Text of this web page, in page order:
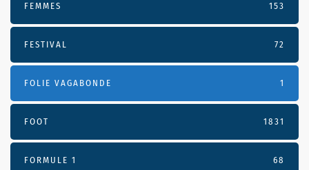
FEMMES 153
FESTIVAL 72
FOLIE VAGABONDE 1
FOOT 1831
FORMULE 1 68